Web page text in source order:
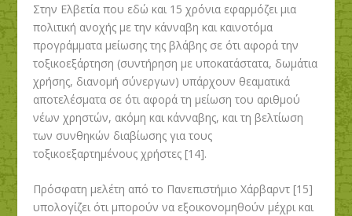
Στην Ελβετία που εδώ και 15 χρόνια εφαρμόζει μια
πολιτική ανοχής με την κάνναβη και καινοτόμα
προγράμματα μείωσης της βλάβης σε ότι αφορά την
τοξικοεξάρτηση (συντήρηση με υποκατάστατα, δωμάτια
χρήσης, διανομή σύνεργων) υπάρχουν θεαματικά
αποτελέσματα σε ότι αφορά τη μείωση του αριθμού
νέων χρηστών, ακόμη και κάνναβης, και τη βελτίωση
των συνθηκών διαβίωσης για τους
τοξικοεξαρτημένους χρήστες [14].
Πρόσφατη μελέτη από το Πανεπιστήμιο Χάρβαρντ [15]
υπολογίζει ότι μπορούν να εξοικονομηθούν μέχρι και